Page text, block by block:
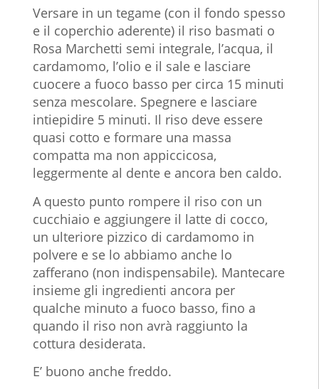
Versare in un tegame (con il fondo spesso
e il coperchio aderente) il riso basmati o
Rosa Marchetti semi integrale, l’acqua, il
cardamomo, l’olio e il sale e lasciare
cuocere a fuoco basso per circa 15 minuti
senza mescolare. Spegnere e lasciare
intiepidire 5 minuti. Il riso deve essere
quasi cotto e formare una massa
compatta ma non appiccicosa,
leggermente al dente e ancora ben caldo.
A questo punto rompere il riso con un
cucchiaio e aggiungere il latte di cocco,
un ulteriore pizzico di cardamomo in
polvere e se lo abbiamo anche lo
zafferano (non indispensabile). Mantecare
insieme gli ingredienti ancora per
qualche minuto a fuoco basso, fino a
quando il riso non avrà raggiunto la
cottura desiderata.
E’ buono anche freddo.